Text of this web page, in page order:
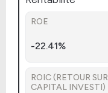
ROE
-22.41%
ROIC (RETOUR SUR
CAPITAL INVESTI)